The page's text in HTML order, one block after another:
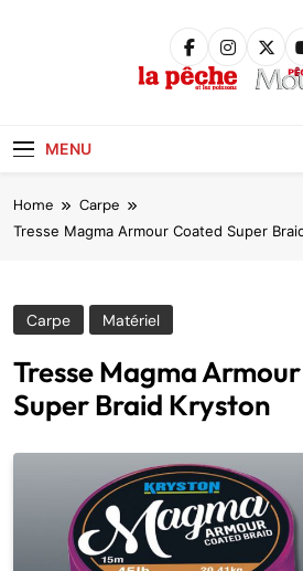
MENU
Home Carpe
Tresse Magma Armour Coated Super
Carpe Matériel
Tresse Magma
Super Braid Kryston